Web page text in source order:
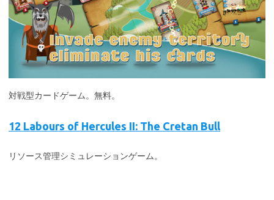
対戦型カードゲーム。無料。
12 Labours of Hercules II: The Cretan Bull
リソース管理シミュレーションゲーム。